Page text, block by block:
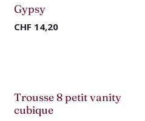
Nouveau !
Gypsy
CHF 14,20
-50%
Trousse 8 petit vanity
cubique